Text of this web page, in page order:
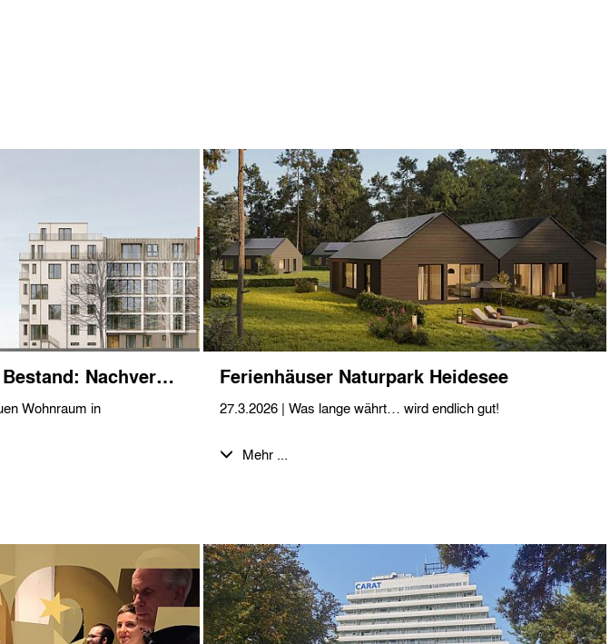
Planen und Bauen im Bestand: Nachverdichtung in Weißensee
Wohnraum in
im Herzen Berlins zu
Erweiterung des Bestands
Bruttogrundfläche für neuen
kompakten 35 m² Apartment
Ferienhäuser Naturpark Heidesee
27.3.2026 | Was lange währt… wird endlich gut!
Ein wichtiger Meilenstein für den Naturpark Heidesee: Die
kann.
Der Entwurf bringt skandinavische Ästhetik in die
Brandenburger Wald- und Seenlandschaft süd-östlich von
Berlin. Durch die klare Formsprache und die nachhaltige
Mehr ...